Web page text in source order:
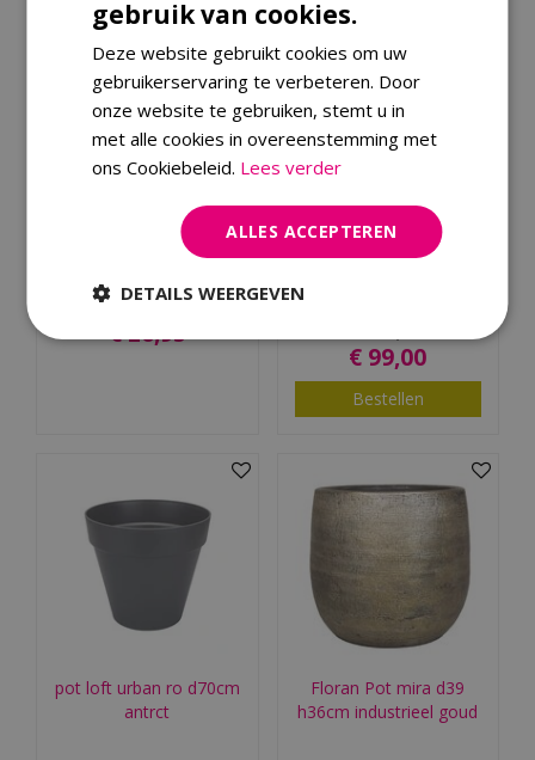
Metalen vaas zilver
€26,95
Pot bol Arc Granite 60 x
€ 99,00
Bestellen
pot loft urban ro d70cm
antrct
Floran Pot mira d39
h36cm industrieel goud
gebruik van cookies.
Deze website gebruikt cookies om uw
gebruikerservaring te verbeteren. Door
onze website te gebruiken, stemt u in
met alle cookies in overeenstemming met
ons Cookiebeleid. Lees verder
ALLES ACCEPTEREN
DETAILS WEERGEVEN